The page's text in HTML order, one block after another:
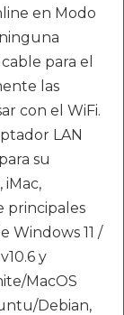
en Modo
para el
las
con el WiFi.
LAN
su
principales
Windows 11 /
y
MacOS
Debian,